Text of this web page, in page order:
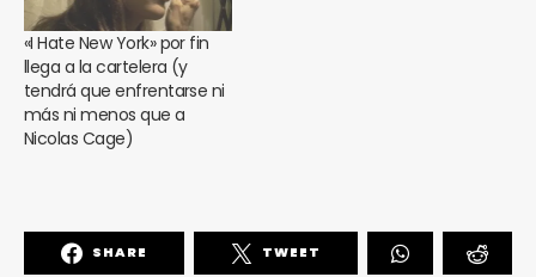
«I Hate New York» por fin
llega a la cartelera (y
tendrá que enfrentarse ni
más ni menos que a
Nicolas Cage)
SHARE TWEET